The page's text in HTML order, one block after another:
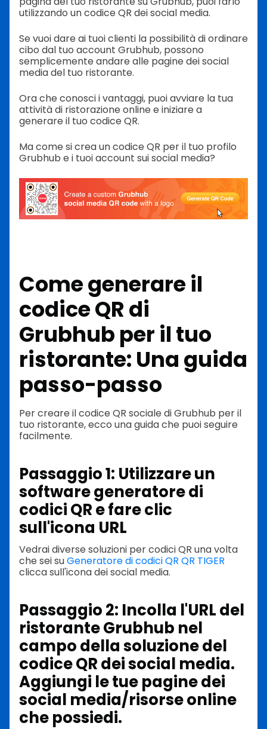
utilizzando un codice QR dei social media.
Se vuoi dare ai tuoi clienti la possibilità di ordinare
cibo dal tuo account Grubhub, possono
semplicemente andare alle pagine dei social
media del tuo ristorante.
Ora che conosci i vantaggi, puoi avviare la tua
attività di ristorazione online e iniziare a
generare il tuo codice QR.
Ma come si crea un codice QR per il tuo profilo
Grubhub e i tuoi account sui social media?
Come generare il
codice QR di
Grubhub per il tuo
ristorante: Una guida
passo-passo
Per creare il codice QR sociale di Grubhub per il
tuo ristorante, ecco una guida che puoi seguire
facilmente.
Passaggio 1: Utilizzare un
software generatore di
codici QR e fare clic
sull'icona URL
Vedrai diverse soluzioni per codici QR una volta
che sei suGeneratore di codici QR QR TIGER
clicca sull'icona dei social media.
Passaggio 2: Incolla l'URL del
ristorante Grubhub nel
campo della soluzione del
codice QR dei social media.
Aggiungi le tue pagine dei
social media/risorse online
che possiedi.